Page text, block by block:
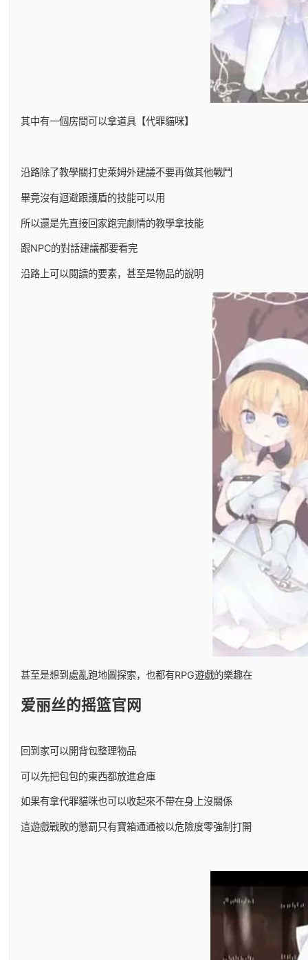
其中有一個房間可以拿道具【代罪貓咪】
沿路除了教學關打史萊姆外建議不要再做其他戰鬥
畢竟沒有迴避跟護盾的技能可以用
所以還是先直接回家跑完劇情的教學拿技能
跟NPC的對話建議都要看完
沿路上可以閱讀的要素，甚至是物品的說明
甚至是想到處亂跑地圖探索，也都有RPG遊戲的樂趣在
爱丽丝的摇篮官网
回到家可以開背包整理物品
可以先把包包的東西都放進倉庫
如果有拿代罪貓咪也可以收起來不帶在身上沒關係
這遊戲戰敗的懲罰只有寶箱通通被以危險度零強制打開